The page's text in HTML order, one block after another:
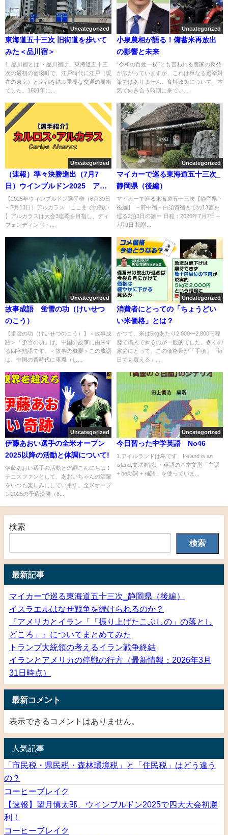
Uncategorized
東海道五十三次 旧街道を歩いて
みた＜品川宿＞
1. 品川宿とは ・品川宿は、東海道五十三
次の最初の宿場町で、江戸時代に江戸（現
在の東京）と京都を結ぶ重要な交通の要衝
でした。1601年に...
Uncategorized
小泉農相が語る！備蓄米再放出
の影響と未来
“令和の百姓一揆”とも言われる農家の反発
が広がっていますが、これは単なる選挙対
策ではありません。食料政策について、本
気で向き合う時期に来てい...
Uncategorized
（速報）準々決勝進出（7月7
日）ウインブルドン2025 アル
カラス ここまでの戦い
【2025年ウィンブルドン選手権（6月30日
～7月13日）アルカラス ここまでの戦い
】アルカラスは大会3連覇を目指し、ディ
フェンディング・...
Uncategorized
マイカーで巡る東海道五十三次_
静岡県（後編）
マイカーで巡る東海道五十三次【静岡県・
後編】 －府中宿～白須賀宿までの13宿を
巡る2泊3日の旅ー 日程：2026年7月7日～
7月9日 梅雨...
Uncategorized
故事成語 蛍雪の功（けいせつ
のこう）
【蛍雪の功（けいせつのこう）】＜故事成
語＞「蛍雪の功」は、中国の故事に由来す
る四字熟語です。＜故事の概要＞この成語
は、中国の晋時代に車胤（し...
Uncategorized
消費者にとっての「ちょうどい
い米価格」とは？
かつて、米は5kgあたり2,000〜2,800円程
度で購入できるのが一般的でした。多くの
家庭にとって、この価格帯が「手頃」「毎
日でも買える」...
Uncategorized
伊藤あおい選手の全米オープン
2025以降の活動と体調について!
伊藤あおい選手の活動と体調こんにちは！
テニスファンとして、あおいちゃんの活躍
をいつも楽しみにしています。全米オープ
ン2025の予選決勝（8...
Uncategorized
今日習った中学英語 No46
1.アイルランドは島です。Ireland is an
island.文法解説: ・英語の基本文型「主語
+ be動詞 + 補語」を使っていま...
検索
検索
最新記事
マイカーで巡る東海道五十三次_静岡県（後編）
イスラエルはなぜ戦争を続けられるのか？
『アメリカとイラン「「振り上げたこぶしの」の落とし
どころ」』についてまとめてみた
トランプ大統領の考えるイラン戦争終結
イランとアメリカの停戦の行方（最新情報：2026年3月
31日時点）
最新コメント
表示できるコメントはありません。
人気記事
「市民税・県民税・森林環境税」と「住民税」はどう違う
の？
コーヒーブレイク
【速報】望月慎太郎、ウインブルドン2025で四大大会初勝
利！
コーヒーブレイク